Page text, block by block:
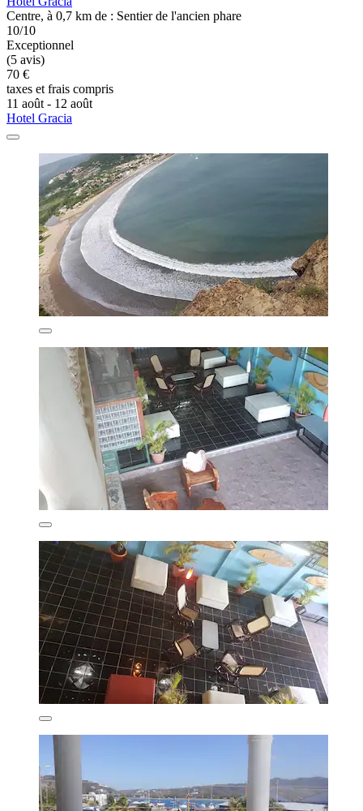
Centre, à 0,7 km de : Sentier de l'ancien phare
10/10
Exceptionnel
(5 avis)
70 €
taxes et frais compris
11 août - 12 août
Hotel Gracia